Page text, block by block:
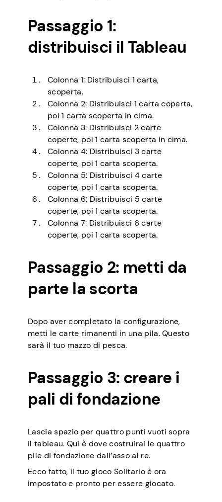
Passaggio 1:
distribuisci il Tableau
Colonna 1: Distribuisci 1 carta,
scoperta.
Colonna 2: Distribuisci 1 carta coperta,
poi 1 carta scoperta in cima.
Colonna 3: Distribuisci 2 carte
coperte, poi 1 carta scoperta in cima.
Colonna 4: Distribuisci 3 carte
coperte, poi 1 carta scoperta.
Colonna 5: Distribuisci 4 carte
coperte, poi 1 carta scoperta.
Colonna 6: Distribuisci 5 carte
coperte, poi 1 carta scoperta.
Colonna 7: Distribuisci 6 carte
coperte, poi 1 carta scoperta.
Passaggio 2: metti da
parte la scorta
Dopo aver completato la configurazione,
metti le carte rimanenti in una pila. Questo
sarà il tuo mazzo di pesca.
Passaggio 3: creare i
pali di fondazione
Lascia spazio per quattro punti vuoti sopra
il tableau. Qui è dove costruirai le quattro
pile di fondazione dall’asso al re.
Ecco fatto, il tuo gioco Solitario è ora
impostato e pronto per essere giocato.